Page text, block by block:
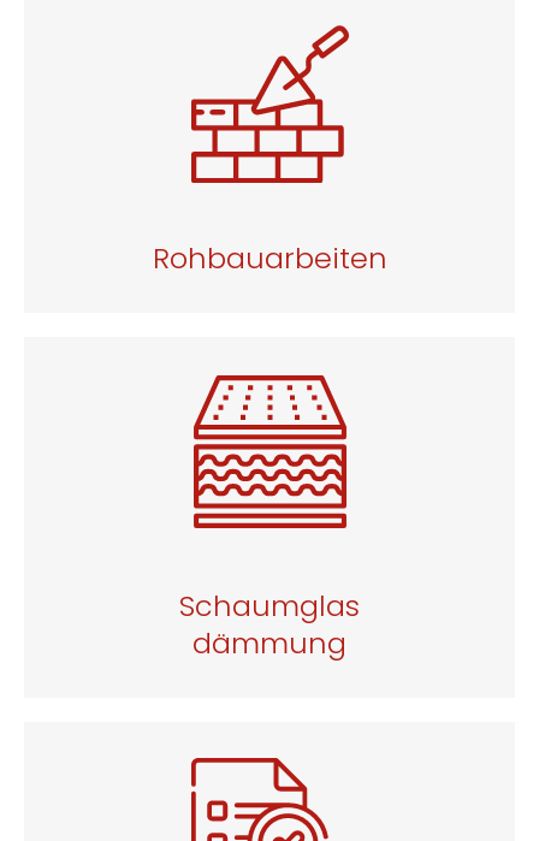
Rohbauarbeiten
Schaumglas
dämmung